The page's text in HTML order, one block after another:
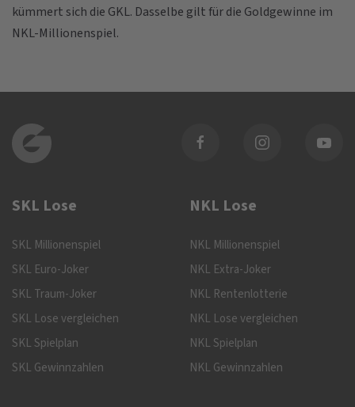
kümmert sich die GKL. Dasselbe gilt für die Goldgewinne im
NKL-Millionenspiel.
SKL Lose
SKL Millionenspiel
SKL Euro-Joker
SKL Traum-Joker
SKL Lose vergleichen
SKL Spielplan
SKL Gewinnzahlen
NKL Lose
NKL Millionenspiel
NKL Extra-Joker
NKL Rentenlotterie
NKL Lose vergleichen
NKL Spielplan
NKL Gewinnzahlen